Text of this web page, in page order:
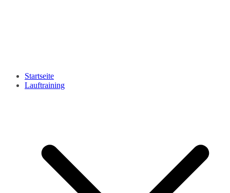
Startseite
Lauftraining